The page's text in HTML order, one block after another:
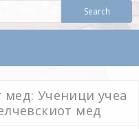
мед: Ученици учеа
мед